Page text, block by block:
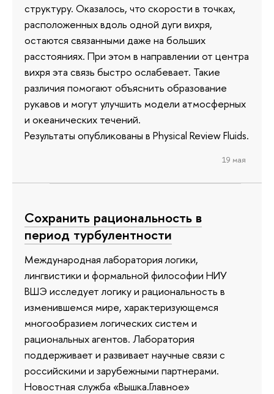
структуру. Оказалось, что скорости в точках,
расположенных вдоль одной дуги вихря,
остаются связанными даже на больших
расстояниях. При этом в направлении от центра
вихря эта связь быстро ослабевает. Такие
различия помогают объяснить образование
рукавов и могут улучшить модели атмосферных
и океанических течений.
Результаты опубликованы в Physical Review Fluids.
19 мая
Сохранить рациональность в
период турбулентности
Международная лаборатория логики,
лингвистики и формальной философии НИУ
ВШЭ исследует логику и рациональность в
изменившемся мире, характеризующемся
многообразием логических систем и
рациональных агентов. Лаборатория
поддерживает и развивает научные связи с
российскими и зарубежными партнерами.
Новостная служба «Вышка.Главное»